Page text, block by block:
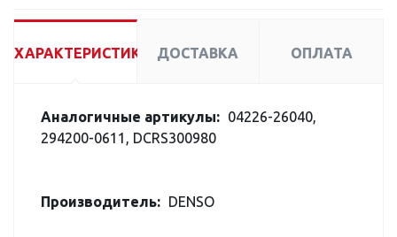
ХАРАКТЕРИСТИКИ ДОСТАВКА ОПЛАТА
Аналогичные артикулы: 04226-26040,
294200-0611, DCRS300980
Производитель: DENSO